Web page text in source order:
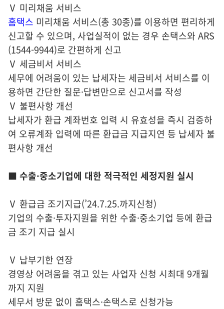
Ⅴ 미리채움 서비스
홈택스 미리채움 서비스(총 30종)를 이용하면 편리하게
신고할 수 있으며, 사업실적이 없는 경우 손택스와 ARS
(1544-9944)로 간편하게 신고
Ⅴ 세금비서 서비스
세무에 어려움이 있는 납세자는 세금비서 서비스를 이
용하면 간단한 질문·답변만으로 신고서를 작성
Ⅴ 불편사항 개선
납세자가 환급 계좌번호 입력 시 유효성을 즉시 검증하
여 오류계좌 입력에 따른 환급금 지급지연 등 납세자 불
편사항 개선
■ 수출·중소기업에 대한 적극적인 세정지원 실시
Ⅴ 환급금 조기지급(’24.7.25.까지신청)
기업의 수출·투자지원을 위한 수출·중소기업 등에 환급
금 조기 지급 실시
Ⅴ 납부기한 연장
경영상 어려움을 겪고 있는 사업자 신청 시최대 9개월
까지 지원
세무서 방문 없이 홈택스·손택스로 신청가능